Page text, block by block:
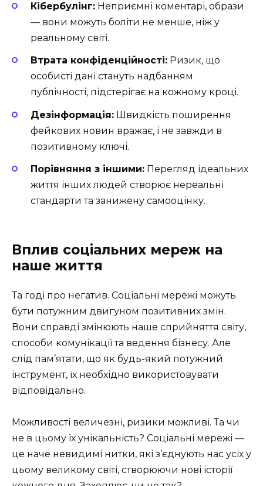
Кібербулінг: Неприємні коментарі, образи
— вони можуть боліти не менше, ніж у
реальному світі.
Втрата конфіденційності: Ризик, що
особисті дані стануть надбанням
публічності, підстерігає на кожному кроці.
Дезінформація: Швидкість поширення
фейкових новин вражає, і не завжди в
позитивному ключі.
Порівняння з іншими: Перегляд ідеальних
життя інших людей створює нереальні
стандарти та занижену самооцінку.
Вплив соціальних мереж на
наше життя
Та годі про негатив. Соціальні мережі можуть
бути потужним двигуном позитивних змін.
Вони справді змінюють наше сприйняття світу,
способи комунікації та ведення бізнесу. Але
слід пам’ятати, що як будь-який потужний
інструмент, їх необхідно використовувати
відповідально.
Можливості величезні, ризики можливі. Та чи
не в цьому їх унікальність? Соціальні мережі —
це наче невидимі нитки, які з’єднують нас усіх у
цьому великому світі, створюючи нові історії